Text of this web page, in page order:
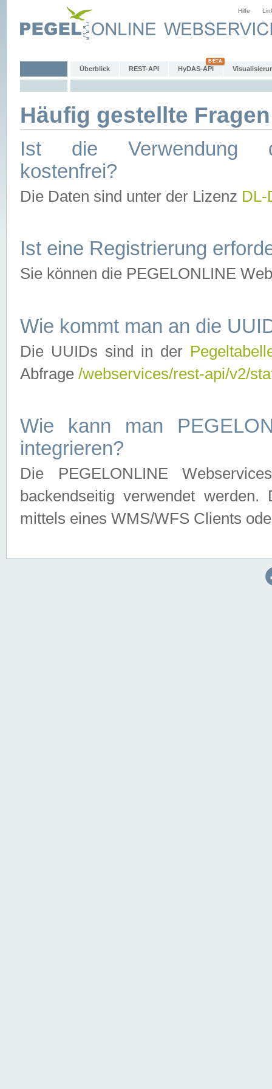
Hilfe
Überblick REST-API HyDAS-API
Häufig gestellte
Ist die Verwendung
kostenfrei?
Die Daten sind unter der Lizenz
Ist eine Registrierung
Sie können die PEGELONLINE
Wie kommt man an die
Die UUIDs sind in der
Abfrage /webservices/rest-api/v2/
Wie kann man
integrieren?
Die PEGELONLINE
backendseitig verwendet
mittels eines WMS/WFS Clients